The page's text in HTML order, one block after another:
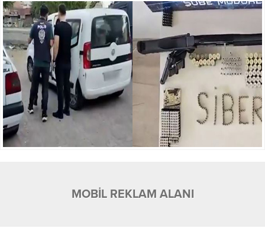
MOBİL REKLAM ALANI